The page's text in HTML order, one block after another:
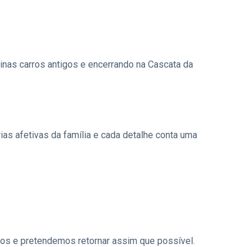
carros antigos e encerrando na Cascata da
afetivas da família e cada detalhe conta uma
e pretendemos retornar assim que possível.